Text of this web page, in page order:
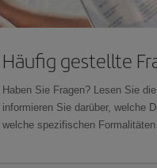
Häufig gestellte
Haben Sie Fragen? Lesen Sie die
informieren Sie darüber, welche
welche spezifischen